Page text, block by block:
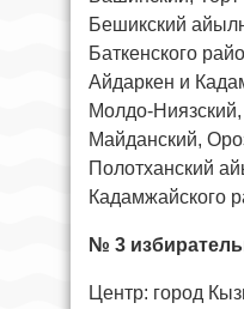
Бешикский
Баткенского
Айдаркен и
Молдо-Ниязский,
Майданский,
Полотханский
Кадамжайского
№ 3
Центр: город